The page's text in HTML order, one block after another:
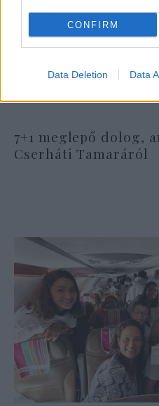
CONFIRM
Data Deletion Data
7+1 meglepő dolog,
Cserháti Tamaráról